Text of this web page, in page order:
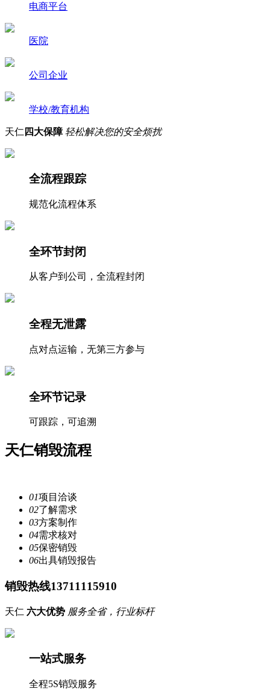
电商平台
医院
公司企业
学校/教育机构
天仁 四大保障 轻松解决您的安全烦扰
全流程跟踪
规范化流程体系
全环节封闭
从客户到公司，全流程封闭
全程无泄露
点对点运输，无第三方参与
全环节记录
可跟踪，可追溯
天仁销毁流程
01项目洽谈
02了解需求
03方案制作
04需求核对
05保密销毁
06出具销毁报告
销毁热线13711115910
天仁 六大优势 服务全省，行业标杆
一站式服务
全程5S销毁服务